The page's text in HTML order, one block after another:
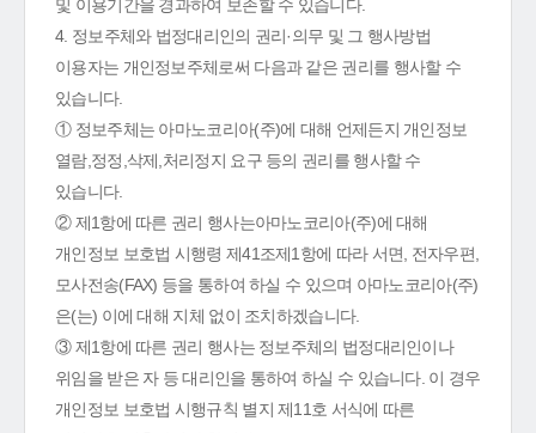
및 이용기간을 경과하여 보존할 수 있습니다.
4. 정보주체와 법정대리인의 권리·의무 및 그 행사방법
이용자는 개인정보주체로써 다음과 같은 권리를 행사할 수
있습니다.
① 정보주체는 아마노코리아(주)에 대해 언제든지 개인정보
열람,정정,삭제,처리정지 요구 등의 권리를 행사할 수
있습니다.
② 제1항에 따른 권리 행사는아마노코리아(주)에 대해
개인정보 보호법 시행령 제41조제1항에 따라 서면, 전자우편,
모사전송(FAX) 등을 통하여 하실 수 있으며 아마노코리아(주)
은(는) 이에 대해 지체 없이 조치하겠습니다.
③ 제1항에 따른 권리 행사는 정보주체의 법정대리인이나
위임을 받은 자 등 대리인을 통하여 하실 수 있습니다. 이 경우
개인정보 보호법 시행규칙 별지 제11호 서식에 따른